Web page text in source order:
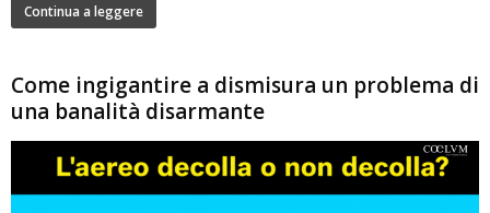
Continua a leggere
Come ingigantire a dismisura un problema di
una banalità disarmante